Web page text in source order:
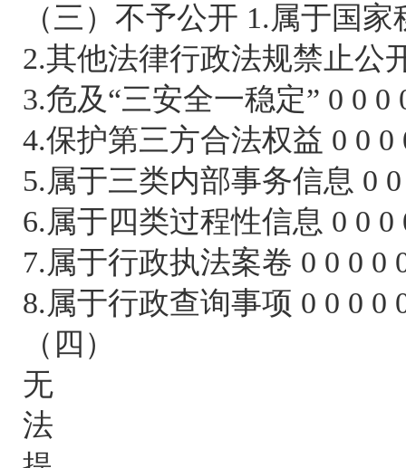
（三）不予公开 1.属于国家
2.其他法律行政法规禁止公
3.危及“三安全一稳定” 0 0 0
4.保护第三方合法权益 0 0 0
5.属于三类内部事务信息 0 0
6.属于四类过程性信息 0 0 0
7.属于行政执法案卷 0 0 0 0
8.属于行政查询事项 0 0 0 0
（四）
无
法